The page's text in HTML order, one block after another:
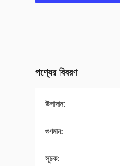
পণ্যের বিবরণ
উপাদান:
গুণমান:
সূচক: